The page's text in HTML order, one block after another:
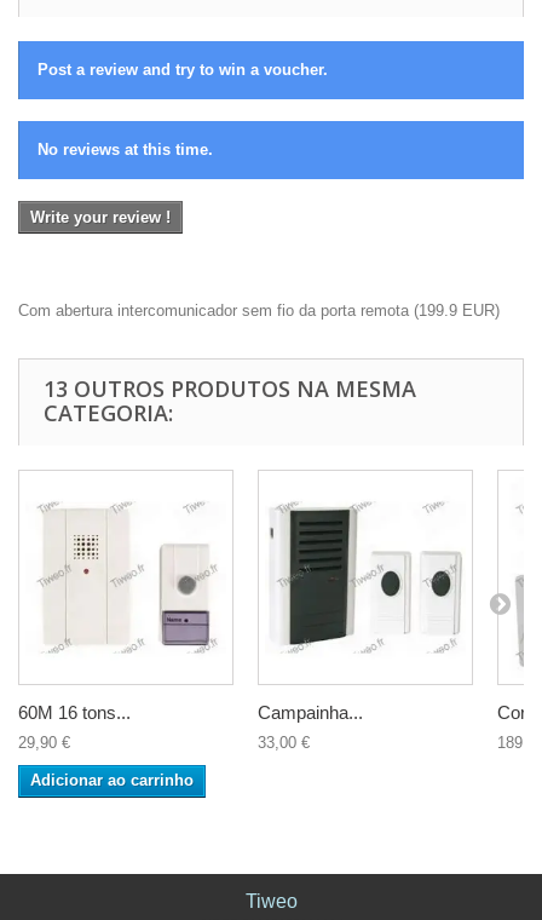
Post a review and try to win a voucher.
No reviews at this time.
Write your review !
Com abertura intercomunicador sem fio da porta remota (199.9 EUR)
13 OUTROS PRODUTOS NA MESMA
CATEGORIA:
60M 16 tons...
29,90 €
Adicionar ao carrinho
Campainha...
33,00 €
Cor
Tiweo